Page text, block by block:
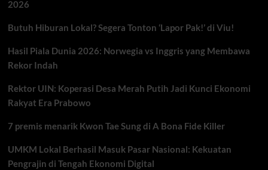
2026
Butuh Hiburan Lokal? Segera Tonton ‘Lapor Pak!’ di Viu!
Hasil Piala Dunia 2026: Norwegia vs Inggris yang Membawa
Rekor Indah
Rektor UIN: Koperasi Desa Merah Putih Jadi Kunci Ekonomi
Rakyat Era Prabowo
7 premis menarik Kwon Tae Sung di A Bona Fide Killer
UMKM Lokal Berhasil Masuk Pasar Nasional: Kekuatan
Pengrajin di Tengah Ekonomi Digital